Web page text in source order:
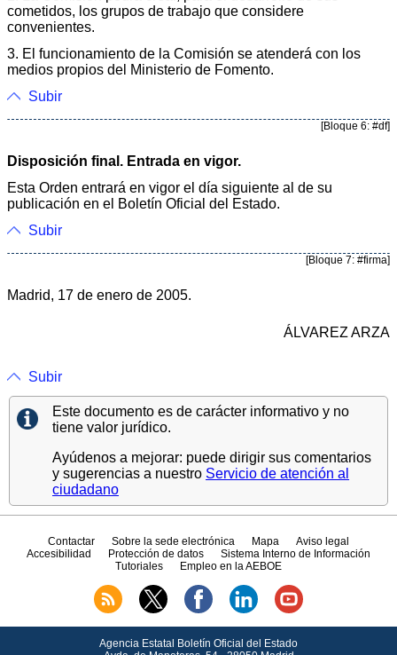
cometidos, los grupos de trabajo que considere
convenientes.
3. El funcionamiento de la Comisión se atenderá con los
medios propios del Ministerio de Fomento.
Subir
[Bloque 6: #df]
Disposición final. Entrada en vigor.
Esta Orden entrará en vigor el día siguiente al de su
publicación en el Boletín Oficial del Estado.
Subir
[Bloque 7: #firma]
Madrid, 17 de enero de 2005.
ÁLVAREZ ARZA
Subir
Este documento es de carácter informativo y no
tiene valor jurídico.
Ayúdenos a mejorar: puede dirigir sus comentarios
y sugerencias a nuestro Servicio de atención al
ciudadano
Contactar Sobre la sede electrónica Mapa
Aviso legal
Accesibilidad
Protección de datos
Sistema Interno de Información
Tutoriales
Empleo en la AEBOE
Agencia Estatal Boletín Oficial del Estado